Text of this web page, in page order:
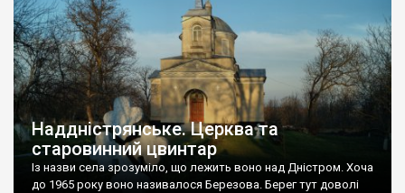
український. Хрести датуються 19 століттям. У 1924-1940
роках Болган […]
Наддністрянське. Церква та
старовинний цвинтар
Із назви села зрозуміло, що лежить воно над Дністром. Хоча
до 1965 року воно називалося Березова. Берег тут доволі